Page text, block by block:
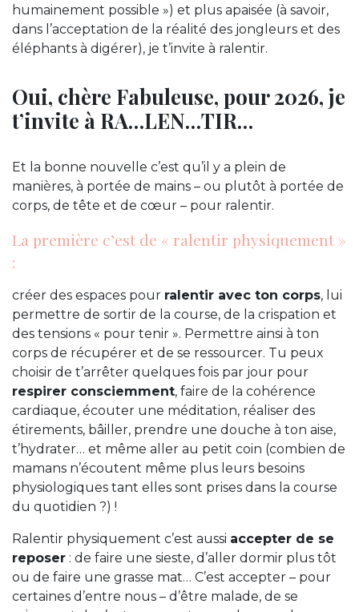
humainement possible ») et plus apaisée (à savoir,
dans l’acceptation de la réalité des jongleurs et des
éléphants à digérer), je t’invite à ralentir.
Oui, chère Fabuleuse, pour 2026, je
t’invite à RA…LEN…TIR…
Et la bonne nouvelle c’est qu’il y a plein de
manières, à portée de mains – ou plutôt à portée de
corps, de tête et de cœur – pour ralentir.
La première c’est de « ralentir physiquement »
:
créer des espaces pour ralentir avec ton corps, lui
permettre de sortir de la course, de la crispation et
des tensions « pour tenir ». Permettre ainsi à ton
corps de récupérer et de se ressourcer. Tu peux
choisir de t’arrêter quelques fois par jour pour
respirer consciemment, faire de la cohérence
cardiaque, écouter une méditation, réaliser des
étirements, bâiller, prendre une douche à ton aise,
t’hydrater… et même aller au petit coin (combien de
mamans n’écoutent même plus leurs besoins
physiologiques tant elles sont prises dans la course
du quotidien ?) !
Ralentir physiquement c’est aussi accepter de se
reposer : de faire une sieste, d’aller dormir plus tôt
ou de faire une grasse mat… C’est accepter – pour
certaines d’entre nous – d’être malade, de se